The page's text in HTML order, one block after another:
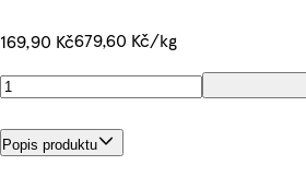
169,90 Kč679,60 Kč/kg
Popis produktu